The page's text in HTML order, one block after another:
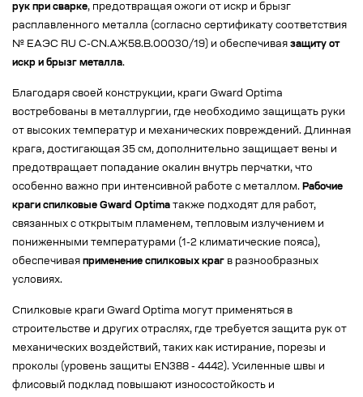
рук при сварке, предотвращая ожоги от искр и брызг
расплавленного металла (согласно сертификату соответствия
№ EAЭС RU C-CN.АЖ58.В.00030/19) и обеспечивая защиту от
искр и брызг металла.
Благодаря своей конструкции, краги Gward Optima
востребованы в металлургии, где необходимо защищать руки
от высоких температур и механических повреждений. Длинная
крага, достигающая 35 см, дополнительно защищает вены и
предотвращает попадание окалин внутрь перчатки, что
особенно важно при интенсивной работе с металлом. Рабочие
краги спилковые Gward Optima также подходят для работ,
связанных с открытым пламенем, тепловым излучением и
пониженными температурами (1-2 климатические пояса),
обеспечивая применение спилковых краг в разнообразных
условиях.
Спилковые краги Gward Optima могут применяться в
строительстве и других отраслях, где требуется защита рук от
механических воздействий, таких как истирание, порезы и
проколы (уровень защиты EN388 - 4442). Усиленные швы и
флисовый подклад повышают износостойкость и